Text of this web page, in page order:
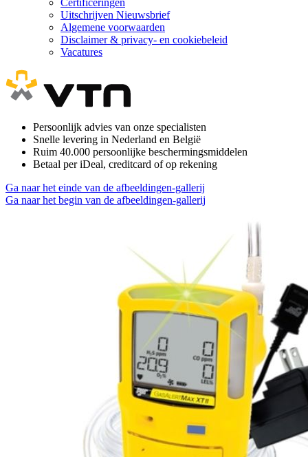
Certificeringen
Uitschrijven Nieuwsbrief
Algemene voorwaarden
Disclaimer & privacy- en cookiebeleid
Vacatures
Persoonlijk advies van onze specialisten
Snelle levering in Nederland en België
Ruim 40.000 persoonlijke beschermingsmiddelen
Betaal per iDeal, creditcard of op rekening
Ga naar het einde van de afbeeldingen-gallerij
Ga naar het begin van de afbeeldingen-gallerij